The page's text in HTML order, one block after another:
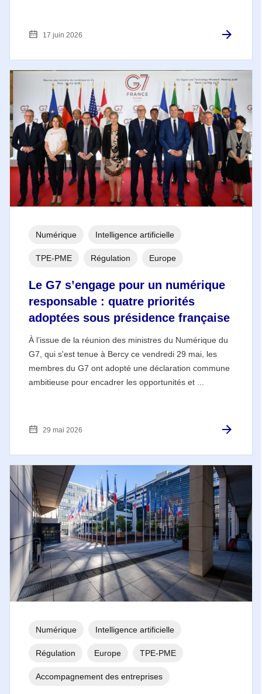
17 juin 2026
Le G7 s’engage pour un numérique
responsable : quatre priorités
adoptées sous présidence française
À l’issue de la réunion des ministres du Numérique du
G7, qui s'est tenue à Bercy ce vendredi 29 mai, les
membres du G7 ont adopté une déclaration commune
ambitieuse pour encadrer les opportunités et ...
Numérique Intelligence artificielle
TPE-PME Régulation Europe
29 mai 2026
Numérique Intelligence artificielle
Régulation Europe TPE-PME
Accompagnement des entreprises